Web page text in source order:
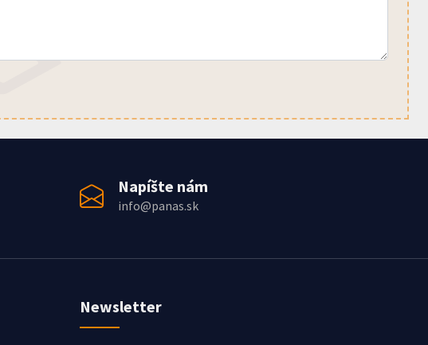
Napíšte nám
info@panas.sk
Newsletter